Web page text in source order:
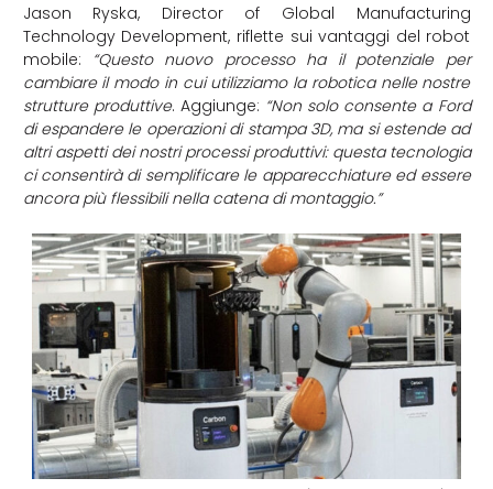
Jason Ryska, Director of Global Manufacturing
Technology Development, riflette sui vantaggi del robot
mobile:
“Questo nuovo processo ha il potenziale per
cambiare il modo in cui utilizziamo la robotica nelle nostre
strutture produttive. Aggiunge: “Non solo consente a Ford
di espandere le operazioni di stampa 3D, ma si estende ad
altri aspetti dei nostri processi produttivi: questa tecnologia
ci consentirà di semplificare le apparecchiature ed essere
ancora più flessibili nella catena di montaggio.”